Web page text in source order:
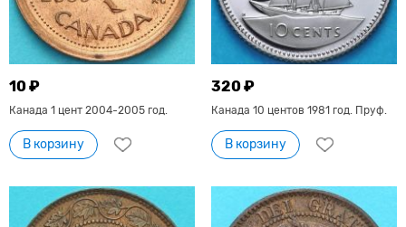
10 ₽
Канада 1 цент 2004-2005 год.
В корзину
320 ₽
Канада 10 центов 1981 год. Пруф.
В корзину